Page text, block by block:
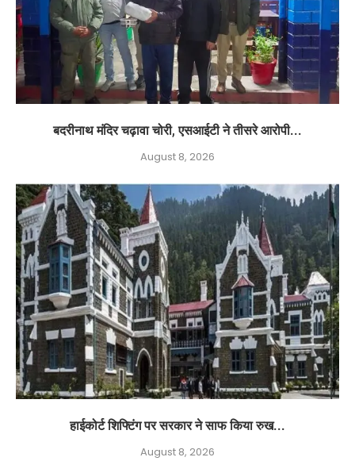
बदरीनाथ मंदिर चढ़ावा चोरी, एसआईटी ने तीसरे आरोपी...
August 8, 2026
हाईकोर्ट शिफ्टिंग पर सरकार ने साफ किया रुख...
August 8, 2026